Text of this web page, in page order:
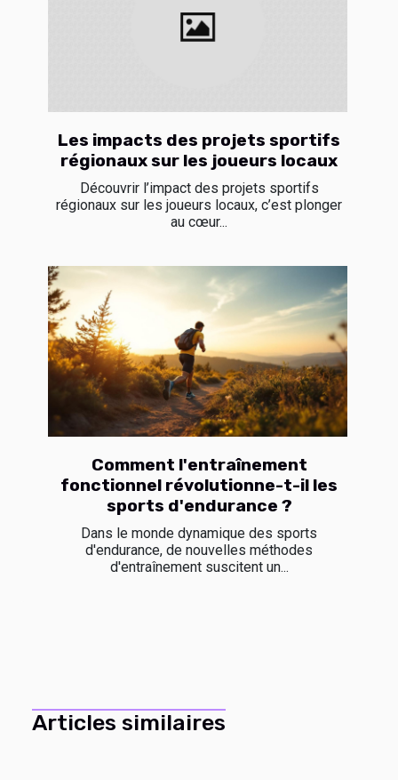
Les impacts des projets sportifs
régionaux sur les joueurs locaux
Découvrir l’impact des projets sportifs
régionaux sur les joueurs locaux, c’est plonger
au cœur...
Comment l'entraînement
fonctionnel révolutionne-t-il les
sports d'endurance ?
Dans le monde dynamique des sports
d'endurance, de nouvelles méthodes
d'entraînement suscitent un...
Articles similaires